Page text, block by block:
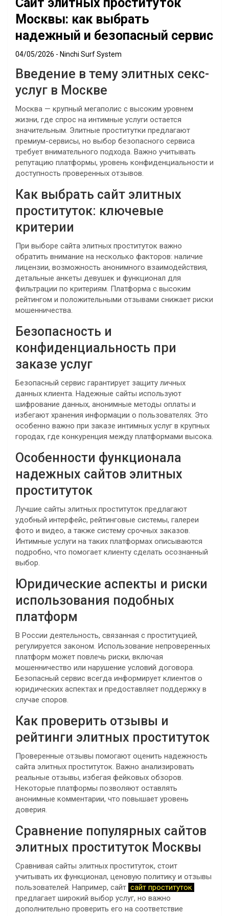
Москвы: как выбрать
надежный и безопасный сервис
04/05/2026 Ninchi Surf System
Введение в тему элитных секс-
услуг в Москве
Москва — крупный мегаполис с высоким уровнем
жизни, где спрос на интимные услуги остается
значительным. Элитные проститутки предлагают
премиум-сервисы, но выбор безопасного сервиса
требует внимательного подхода. Важно учитывать
репутацию платформы, уровень конфиденциальности и
доступность проверенных отзывов.
Как выбрать сайт элитных
проституток: ключевые
критерии
При выборе сайта элитных проституток важно
обратить внимание на несколько факторов: наличие
лицензии, возможность анонимного взаимодействия,
детальные анкеты девушек и функционал для
фильтрации по критериям. Платформа с высоким
рейтингом и положительными отзывами снижает риски
мошенничества.
Безопасность и
конфиденциальность при
заказе услуг
Безопасный сервис гарантирует защиту личных
данных клиента. Надежные сайты используют
шифрование данных, анонимные методы оплаты и
избегают хранения информации о пользователях. Это
особенно важно при заказе интимных услуг в крупных
городах, где конкуренция между платформами высока.
Особенности функционала
надежных сайтов элитных
проституток
Лучшие сайты элитных проституток предлагают
удобный интерфейс, рейтинговые системы, галереи
фото и видео, а также систему срочных заказов.
Интимные услуги на таких платформах описываются
подробно, что помогает клиенту сделать осознанный
выбор.
Юридические аспекты и риски
использования подобных
платформ
В России деятельность, связанная с проституцией,
регулируется законом. Использование непроверенных
платформ может повлечь риски, включая
мошенничество или нарушение условий договора.
Безопасный сервис всегда информирует клиентов о
юридических аспектах и предоставляет поддержку в
случае споров.
Как проверить отзывы и
рейтинги элитных проституток
Проверенные отзывы помогают оценить надежность
сайта элитных проституток. Важно анализировать
реальные отзывы, избегая фейковых обзоров.
Некоторые платформы позволяют оставлять
анонимные комментарии, что повышает уровень
доверия.
Сравнение популярных сайтов
элитных проституток Москвы
Сравнивая сайты элитных проституток, стоит
учитывать их функционал, ценовую политику и отзывы
пользователей. Например, сайт сайт проституток
предлагает широкий выбор услуг, но важно
дополнительно проверить его на соответствие